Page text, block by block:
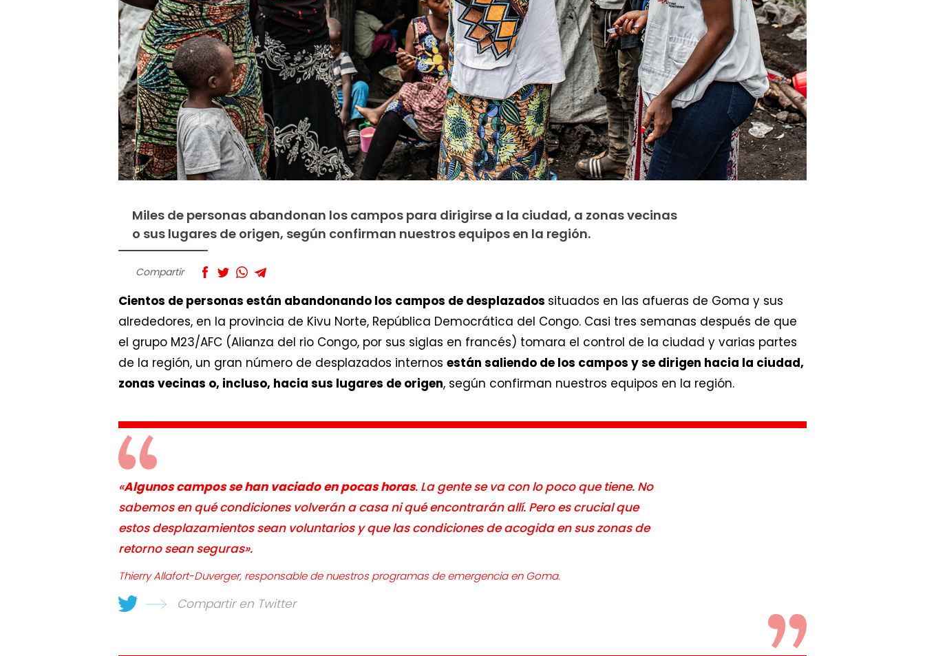
Miles de personas abandonan los campos para dirigirse a la ciudad, a zonas vecinas
o sus lugares de origen, según confirman nuestros equipos en la región.
Compartir
Cientos de personas están abandonando los campos de desplazados situados en las afueras de Goma y sus
alrededores, en la provincia de Kivu Norte, República Democrática del Congo. Casi tres semanas después de que
el grupo M23/AFC (Alianza del rio Congo, por sus siglas en francés) tomara el control de la ciudad y varias partes
de la región, un gran número de desplazados internos están saliendo de los campos y se dirigen hacia la ciudad,
zonas vecinas o, incluso, hacia sus lugares de origen, según confirman nuestros equipos en la región.
«Algunos campos se han vaciado en pocas horas. La gente se va con lo poco que tiene. No
sabemos en qué condiciones volverán a casa ni qué encontrarán allí. Pero es crucial que
estos desplazamientos sean voluntarios y que las condiciones de acogida en sus zonas de
retorno sean seguras». ​
Thierry Allafort-Duverger, responsable de nuestros programas de emergencia en Goma.
Compartir en Twitter